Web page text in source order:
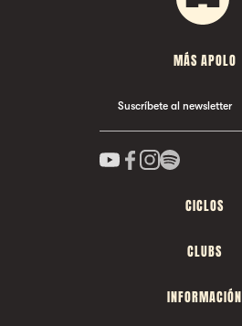
MÁS APOLO
Suscríbete al newsletter
CICLOS
CLUBS
INFORMACIÓN